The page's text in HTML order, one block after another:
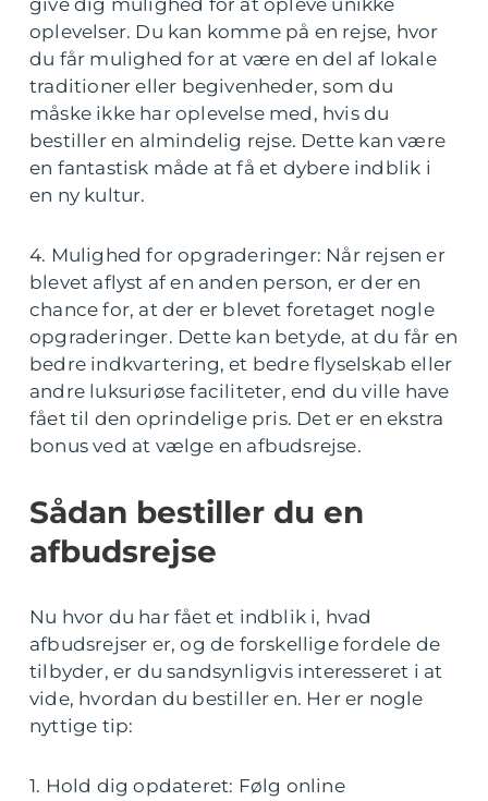
give dig mulighed for at opleve unikke
oplevelser. Du kan komme på en rejse, hvor
du får mulighed for at være en del af lokale
traditioner eller begivenheder, som du
måske ikke har oplevelse med, hvis du
bestiller en almindelig rejse. Dette kan være
en fantastisk måde at få et dybere indblik i
en ny kultur.
4. Mulighed for opgraderinger: Når rejsen er
blevet aflyst af en anden person, er der en
chance for, at der er blevet foretaget nogle
opgraderinger. Dette kan betyde, at du får en
bedre indkvartering, et bedre flyselskab eller
andre luksuriøse faciliteter, end du ville have
fået til den oprindelige pris. Det er en ekstra
bonus ved at vælge en afbudsrejse.
Sådan bestiller du en
afbudsrejse
Nu hvor du har fået et indblik i, hvad
afbudsrejser er, og de forskellige fordele de
tilbyder, er du sandsynligvis interesseret i at
vide, hvordan du bestiller en. Her er nogle
nyttige tip:
1. Hold dig opdateret: Følg online